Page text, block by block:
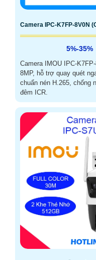
Camera IPC-K7FP-8V0N
5%-35%
Camera IMOU IPC-
8MP, hỗ trợ quay quét
chuẩn nén H.265, chống
đêm ICR.